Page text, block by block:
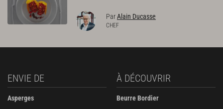
ParAlain Ducasse
CHEF
ENVIE DE
Asperges
À DÉCOUVRIR
Beurre Bordier